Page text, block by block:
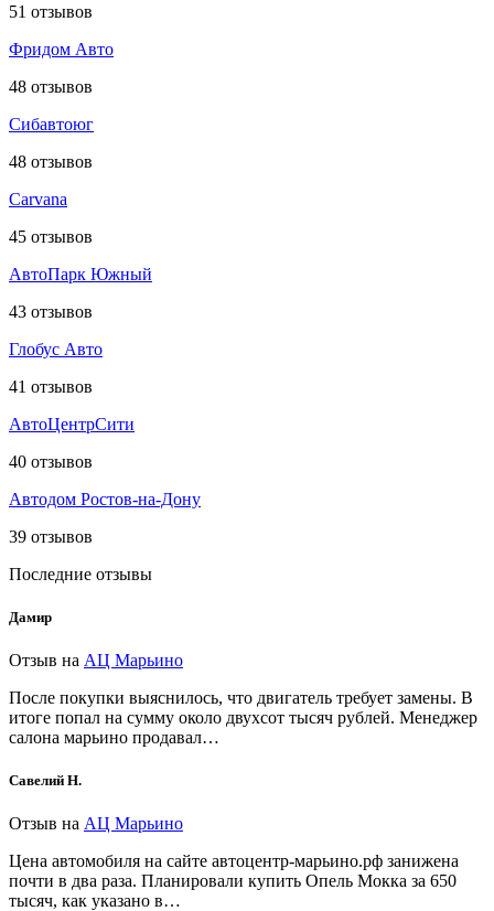
51 отзывов
Фридом Авто
48 отзывов
Сибавтоюг
48 отзывов
Carvana
45 отзывов
АвтоПарк Южный
43 отзывов
Глобус Авто
41 отзывов
АвтоЦентрСити
40 отзывов
Автодом Ростов-на-Дону
39 отзывов
Последние отзывы
Дамир
Отзыв на АЦ Марьино
После покупки выяснилось, что двигатель требует замены. В
итоге попал на сумму около двухсот тысяч рублей. Менеджер
салона марьино продавал…
Савелий Н.
Отзыв на АЦ Марьино
Цена автомобиля на сайте автоцентр-марьино.рф занижена
почти в два раза. Планировали купить Опель Мокка за 650
тысяч, как указано в…